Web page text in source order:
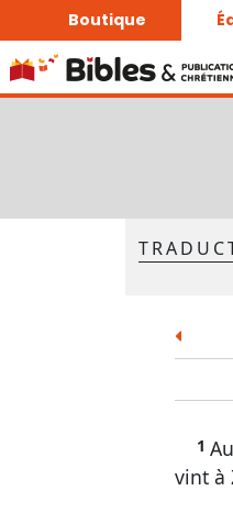
Boutique
La Bible -
1
vint à